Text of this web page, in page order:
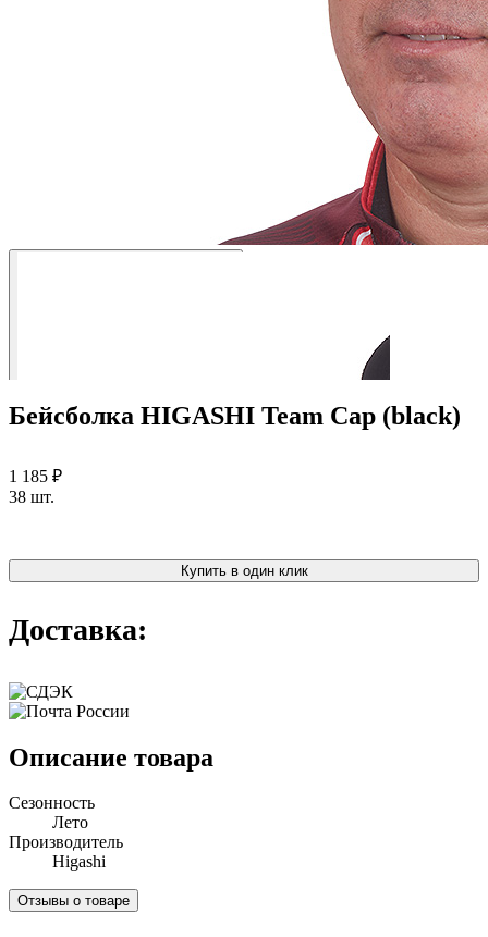
Бейсболка HIGASHI Team Cap (black)
1 185 ₽
38 шт.
Купить в один клик
Доставка:
Описание товара
Сезонность
Лето
Производитель
Higashi
Отзывы о товаре